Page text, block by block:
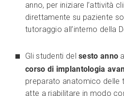
anno, per iniziare l’attività
direttamente su paziente
tutoraggio all’interno della
Gli studenti delsesto anno
corso di implantologia
preparato anatomico delle
atte a riabilitare in modo